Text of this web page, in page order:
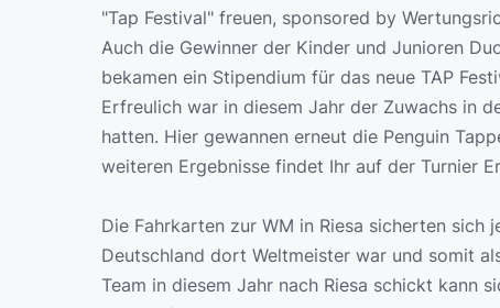
"Tap Festival" freuen, sponsored by
Auch die Gewinner der Kinder und Junioren
bekamen ein Stipendium für das neue TAP
Erfreulich war in diesem Jahr der Zuwachs in
hatten. Hier gewannen erneut die Penguin
weiteren Ergebnisse findet Ihr auf der Turnier
Die Fahrkarten zur WM in Riesa sicherten sich
Deutschland dort Weltmeister war und somit
Team in diesem Jahr nach Riesa schickt kann